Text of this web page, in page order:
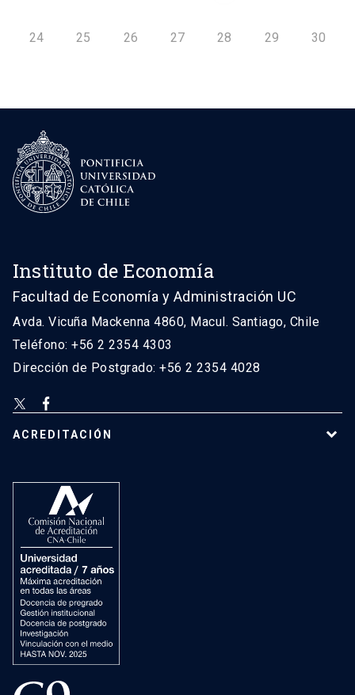
24 25 26 27 28 29 30
Instituto de Economía
Facultad de Economía y Administración UC
Avda. Vicuña Mackenna 4860, Macul. Santiago, Chile
Teléfono: +56 2 2354 4303
Dirección de Postgrado: +56 2 2354 4028
ACREDITACIÓN